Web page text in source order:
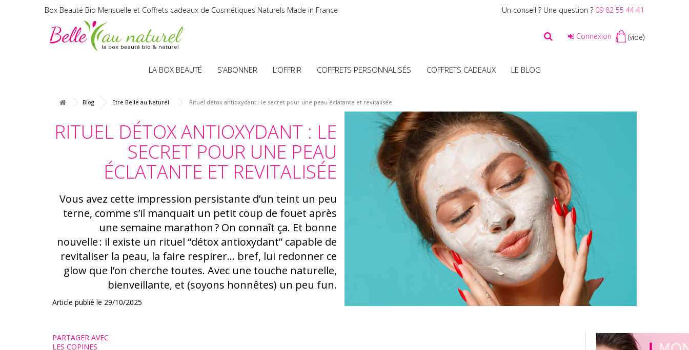
Box Beauté Bio Mensuelle et Coffrets cadeaux de Cosmétiques Naturels Made in France Un conseil ? Une question ? 09 82 55 44 41
Connexion (vide)
LA BOX BEAUTÉ S’ABONNER L’OFFRIR COFFRETS PERSONNALISÉS COFFRETS CADEAUX LE BLOG
Blog Etre Belle au Naturel Rituel détox antioxydant : le secret pour une peau éclatante et revitalisée
RITUEL DÉTOX ANTIOXYDANT : LE
SECRET POUR UNE PEAU
ÉCLATANTE ET REVITALISÉE
Vous avez cette impression persistante d’un teint un peu
terne, comme s’il manquait un petit coup de fouet après
une semaine marathon ? On connaît ça. Et bonne
nouvelle : il existe un rituel “détox antioxydant” capable de
revitaliser la peau, la faire respirer… bref, lui redonner ce
glow que l’on cherche toutes. Avec une touche naturelle,
bienveillante, et (soyons honnêtes) un peu fun.
Article publié le 29/10/2025
PARTAGER AVEC
LES COPINES